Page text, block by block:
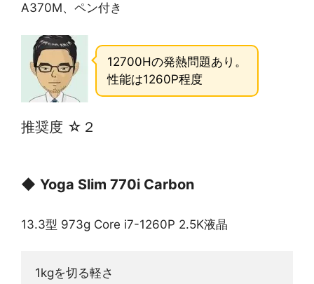
A370M、ペン付き
12700Hの発熱問題あり。
性能は1260P程度
推奨度 ☆２
◆ Yoga Slim 770i Carbon
13.3型 973g Core i7-1260P 2.5K液晶
1kgを切る軽さ